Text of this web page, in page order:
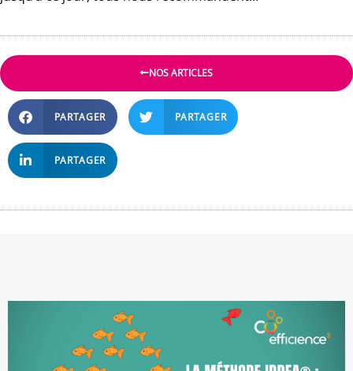
NOS ARTICLES
PARTAGER PARTAGER
PARTAGER